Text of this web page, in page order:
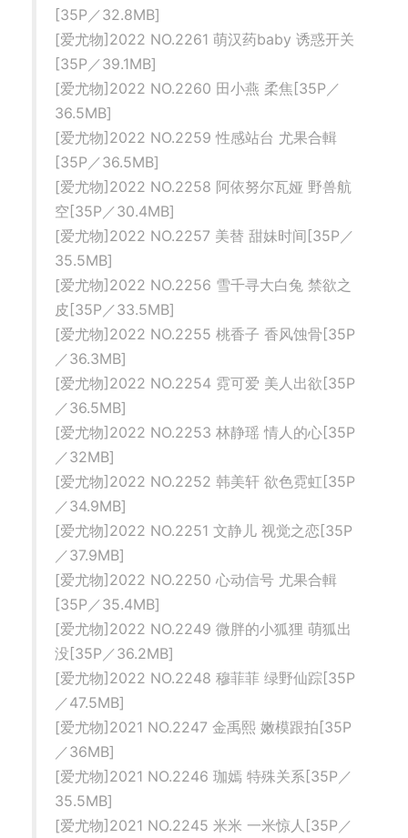
[35P／32.8MB]
[爱尤物]2022 NO.2261 萌汉药baby 诱惑开关
[35P／39.1MB]
[爱尤物]2022 NO.2260 田小燕 柔焦[35P／
36.5MB]
[爱尤物]2022 NO.2259 性感站台 尤果合輯
[35P／36.5MB]
[爱尤物]2022 NO.2258 阿依努尔瓦娅 野兽航
空[35P／30.4MB]
[爱尤物]2022 NO.2257 美替 甜妹时间[35P／
35.5MB]
[爱尤物]2022 NO.2256 雪千寻大白兔 禁欲之
皮[35P／33.5MB]
[爱尤物]2022 NO.2255 桃香子 香风蚀骨[35P
／36.3MB]
[爱尤物]2022 NO.2254 霓可爱 美人出欲[35P
／36.5MB]
[爱尤物]2022 NO.2253 林静瑶 情人的心[35P
／32MB]
[爱尤物]2022 NO.2252 韩美轩 欲色霓虹[35P
／34.9MB]
[爱尤物]2022 NO.2251 文静儿 视觉之恋[35P
／37.9MB]
[爱尤物]2022 NO.2250 心动信号 尤果合輯
[35P／35.4MB]
[爱尤物]2022 NO.2249 微胖的小狐狸 萌狐出
没[35P／36.2MB]
[爱尤物]2022 NO.2248 穆菲菲 绿野仙踪[35P
／47.5MB]
[爱尤物]2021 NO.2247 金禹熙 嫩模跟拍[35P
／36MB]
[爱尤物]2021 NO.2246 珈嫣 特殊关系[35P／
35.5MB]
[爱尤物]2021 NO.2245 米米 一米惊人[35P／